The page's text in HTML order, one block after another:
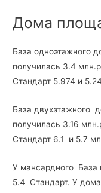
Дома
База одноэтажного
получилась 3.4
Стандарт 5.974 и
База двухэтажного
получилась 3.16
Стандарт 6.1 и 5.7
У мансардного База
5.4 Стандарт. У